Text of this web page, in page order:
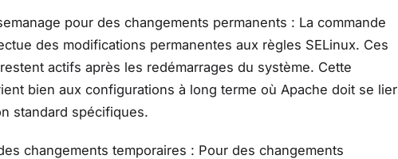
pour des changements permanents : La commande
des modifications permanentes aux règles SELinux. Ces
actifs après les redémarrages du système. Cette
bien aux configurations à long terme où Apache doit se lier
standard spécifiques.
changements temporaires : Pour des changements